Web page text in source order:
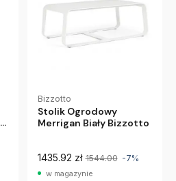
Bizzotto
Stolik Ogrodowy
Merrigan Biały Bizzotto
1435.92 zł 1544.00 -7%
w magazynie